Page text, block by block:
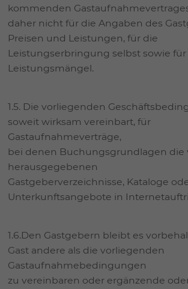
kommenden
daher nicht für die Angaben des
Preisen und Leistungen, für die
Leistungserbringung selbst sowie für
Leistungsmängel.
1.5. Die vorliegenden
soweit wirksam vereinbart, für
Gastaufnahmeverträge,
bei denen Buchungsgrundlagen die
herausgegebenen
Gastgeberverzeichnisse, Kataloge
Unterkunftsangebote in
1.6.Den Gastgebern bleibt es
Gast andere als die vorliegenden
Gastaufnahmebedingungen
zu vereinbaren oder ergänzende